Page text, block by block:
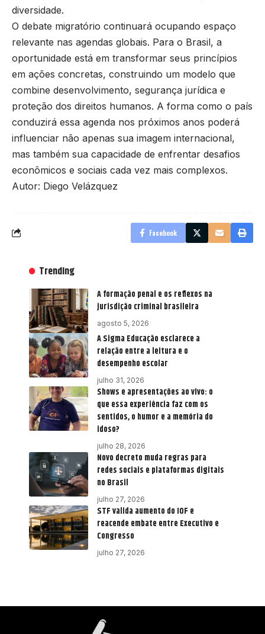
diversidade.
O debate migratório continuará ocupando espaço
relevante nas agendas globais. Para o Brasil, a
oportunidade está em transformar seus princípios
em ações concretas, construindo um modelo que
combine desenvolvimento, segurança jurídica e
proteção dos direitos humanos. A forma como o país
conduzirá essa agenda nos próximos anos poderá
influenciar não apenas sua imagem internacional,
mas também sua capacidade de enfrentar desafios
econômicos e sociais cada vez mais complexos.
Autor: Diego Velázquez
Facebook
Trending
A formação penal e os reflexos na
jurisdição criminal brasileira
agosto 5, 2026
A Sigma Educação esclarece a
relação entre a leitura e o
desempenho escolar
julho 31, 2026
Shows e apresentações ao vivo: o
que essa experiência faz com os
sentidos, o humor e a memória do
idoso?
julho 28, 2026
Novo decreto muda regras para
redes sociais e plataformas digitais
no Brasil
julho 27, 2026
STF valida aumento do IOF e
reacende embate entre Executivo e
Congresso
julho 27, 2026